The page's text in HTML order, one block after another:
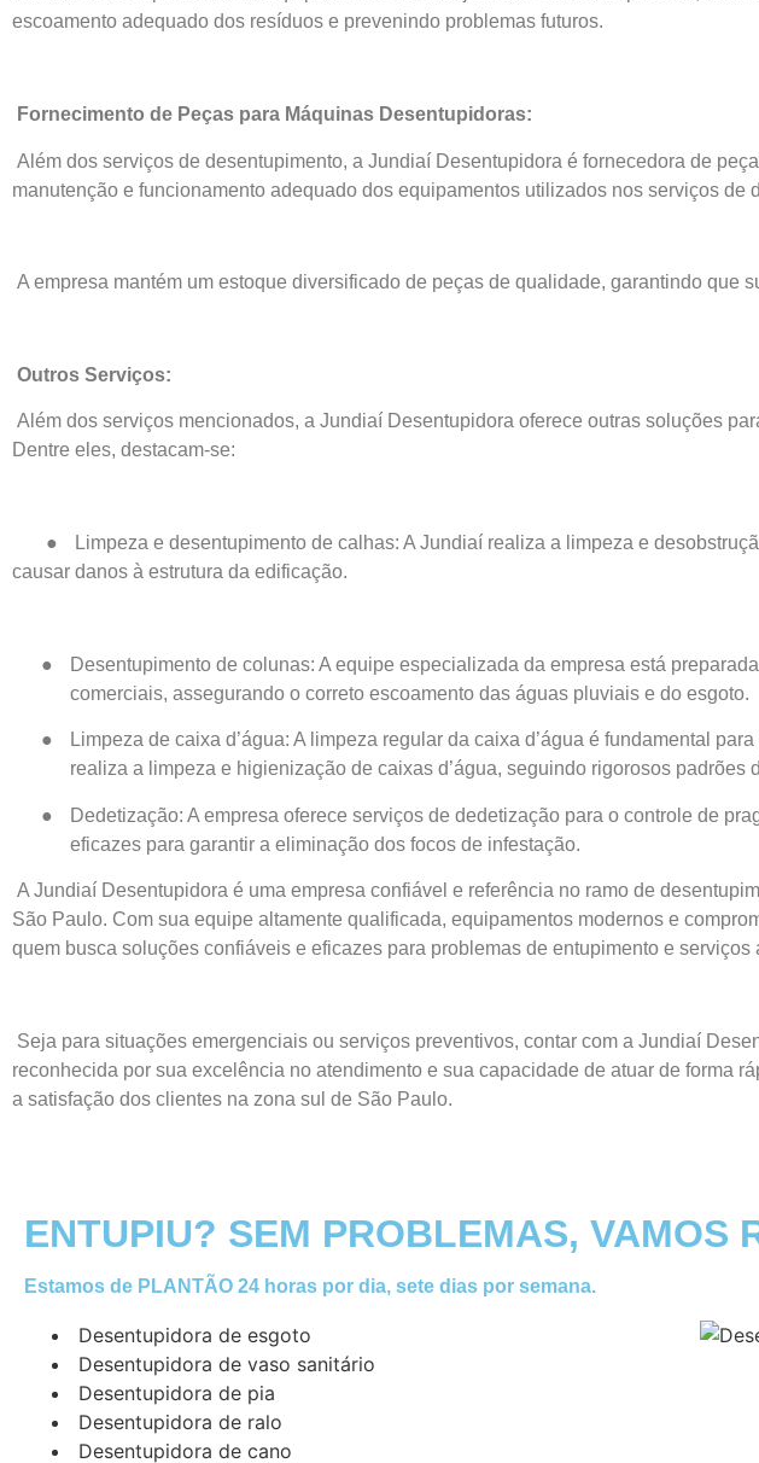
escoamento adequado dos resíduos e prevenindo problemas futuros.
Fornecimento de Peças para Máquinas Desentupidoras:
Além dos serviços de desentupimento, a Jundiaí Desentupidora é fornecedora de
manutenção e funcionamento adequado dos equipamentos utilizados nos serviços de
A empresa mantém um estoque diversificado de peças de qualidade, garantindo que
Outros Serviços:
Além dos serviços mencionados, a Jundiaí Desentupidora oferece outras soluções
Dentre eles, destacam-se:
●
Limpeza e desentupimento de calhas: A Jundiaí realiza a limpeza e
causar danos à estrutura da edificação.
●
Desentupimento de colunas: A equipe especializada da empresa está
comerciais, assegurando o correto escoamento das águas pluviais e do esgoto.
●
Limpeza de caixa d’água: A limpeza regular da caixa d’água é fundamental
realiza a limpeza e higienização de caixas d’água, seguindo rigorosos padrões
●
Dedetização: A empresa oferece serviços de dedetização para o controle de
eficazes para garantir a eliminação dos focos de infestação.
A Jundiaí Desentupidora é uma empresa confiável e referência no ramo de
São Paulo. Com sua equipe altamente qualificada, equipamentos modernos e
quem busca soluções confiáveis e eficazes para problemas de entupimento e serviços
Seja para situações emergenciais ou serviços preventivos, contar com a Jundiaí
reconhecida por sua excelência no atendimento e sua capacidade de atuar de forma
a satisfação dos clientes na zona sul de São Paulo.
ENTUPIU? SEM PROBLEMAS, VAMOS
Estamos de PLANTÃO 24 horas por dia, sete dias por semana.
Desentupidora de esgoto
Desentupidora de vaso sanitário
Desentupidora de pia
Desentupidora de ralo
Desentupidora de cano